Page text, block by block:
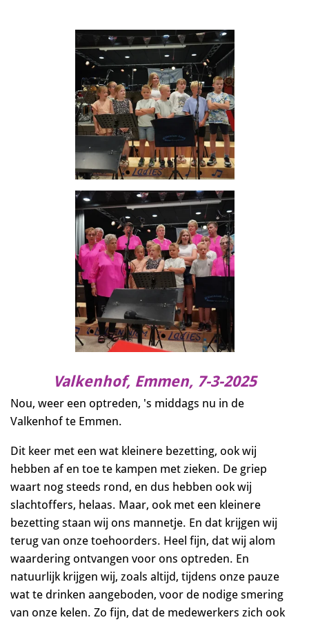
Valkenhof, Emmen, 7-3-2025
Nou, weer een optreden, 's middags nu in de
Valkenhof te Emmen.
Dit keer met een wat kleinere bezetting, ook wij
hebben af en toe te kampen met zieken. De griep
waart nog steeds rond, en dus hebben ook wij
slachtoffers, helaas. Maar, ook met een kleinere
bezetting staan wij ons mannetje. En dat krijgen wij
terug van onze toehoorders. Heel fijn, dat wij alom
waardering ontvangen voor ons optreden. En
natuurlijk krijgen wij, zoals altijd, tijdens onze pauze
wat te drinken aangeboden, voor de nodige smering
van onze kelen. Zo fijn, dat de medewerkers zich ook